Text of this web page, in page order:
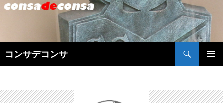
コンサデコンサ
索
ン